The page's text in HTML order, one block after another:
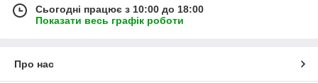
Сьогодні працює з 10:00 до 18:00
Показати весь графік роботи
Про нас